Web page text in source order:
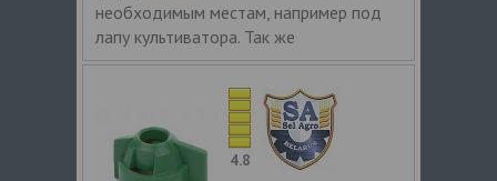
необходимым местам, например под
лапу культиватора. Так же
4.8